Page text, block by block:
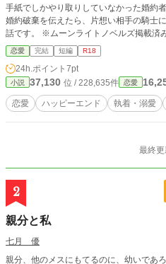
手紙でしかやり取りしていなかった婚約
婚約破棄を伝えたら、片想い相手の騎士
話です。 ※ムーンライトノベルズ掲載済
恋愛 完結 短編 R18
24h.ポイント 7pt
小説 37,130 位 / 228,635件 恋愛
恋愛 ハッピーエンド 執着・溺愛
最終
2
親分と私
七月 優
親分、他のメスにもてるのに、幼いであ